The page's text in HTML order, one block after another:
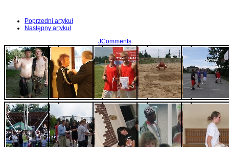
Poprzedni artykuł
Następny artykuł
JComments